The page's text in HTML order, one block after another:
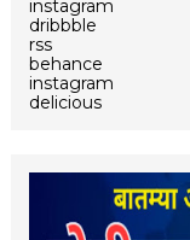
instagram
dribbble
rss
behance
instagram
delicious